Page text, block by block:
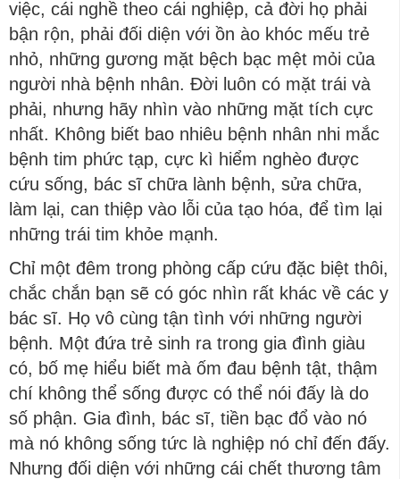
việc, cái nghề theo cái nghiệp, cả đời họ phải
bận rộn, phải đối diện với ồn ào khóc mếu trẻ
nhỏ, những gương mặt bệch bạc mệt mỏi của
người nhà bệnh nhân. Đời luôn có mặt trái và
phải, nhưng hãy nhìn vào những mặt tích cực
nhất. Không biết bao nhiêu bệnh nhân nhi mắc
bệnh tim phức tạp, cực kì hiểm nghèo được
cứu sống, bác sĩ chữa lành bệnh, sửa chữa,
làm lại, can thiệp vào lỗi của tạo hóa, để tìm lại
những trái tim khỏe mạnh.
Chỉ một đêm trong phòng cấp cứu đặc biệt thôi,
chắc chắn bạn sẽ có góc nhìn rất khác về các y
bác sĩ. Họ vô cùng tận tình với những người
bệnh. Một đứa trẻ sinh ra trong gia đình giàu
có, bố mẹ hiểu biết mà ốm đau bệnh tật, thậm
chí không thể sống được có thể nói đấy là do
số phận. Gia đình, bác sĩ, tiền bạc đổ vào nó
mà nó không sống tức là nghiệp nó chỉ đến đấy.
Nhưng đối diện với những cái chết thương tâm